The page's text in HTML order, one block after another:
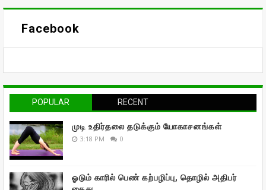
Facebook
POPULAR RECENT
முடி உதிர்தலை தடுக்கும் யோகாசனங்கள்
3:18 PM 0
ஓடும் காரில் பெண் கற்பழிப்பு, தொழில் அதிபர்